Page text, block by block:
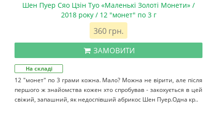
Шен Пуер Сяо Цзін Туо «Маленькі Золоті Монети» /
2018 року / 12 "монет" по 3 г
360 грн.
ЗАМОВИТИ
На складі
12 "монет" по 3 грами кожна. Мало? Можна не вірити, але після
першого ж знайомства кожен хто спробував - закохується в цей
свіжий, запашний, як недоспівший абрикос Шен Пуер.Одна кр..